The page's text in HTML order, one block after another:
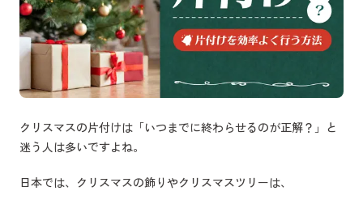
クリスマスの片付けは「いつまでに終わらせるのが正解？」と
迷う人は多いですよね。
日本では、クリスマスの飾りやクリスマスツリーは、